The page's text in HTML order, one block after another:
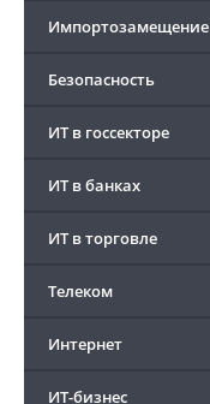
Импортозамещение
Безопасность
ИТ в госсекторе
ИТ в банках
ИТ в торговле
Телеком
Интернет
ИТ-бизнес